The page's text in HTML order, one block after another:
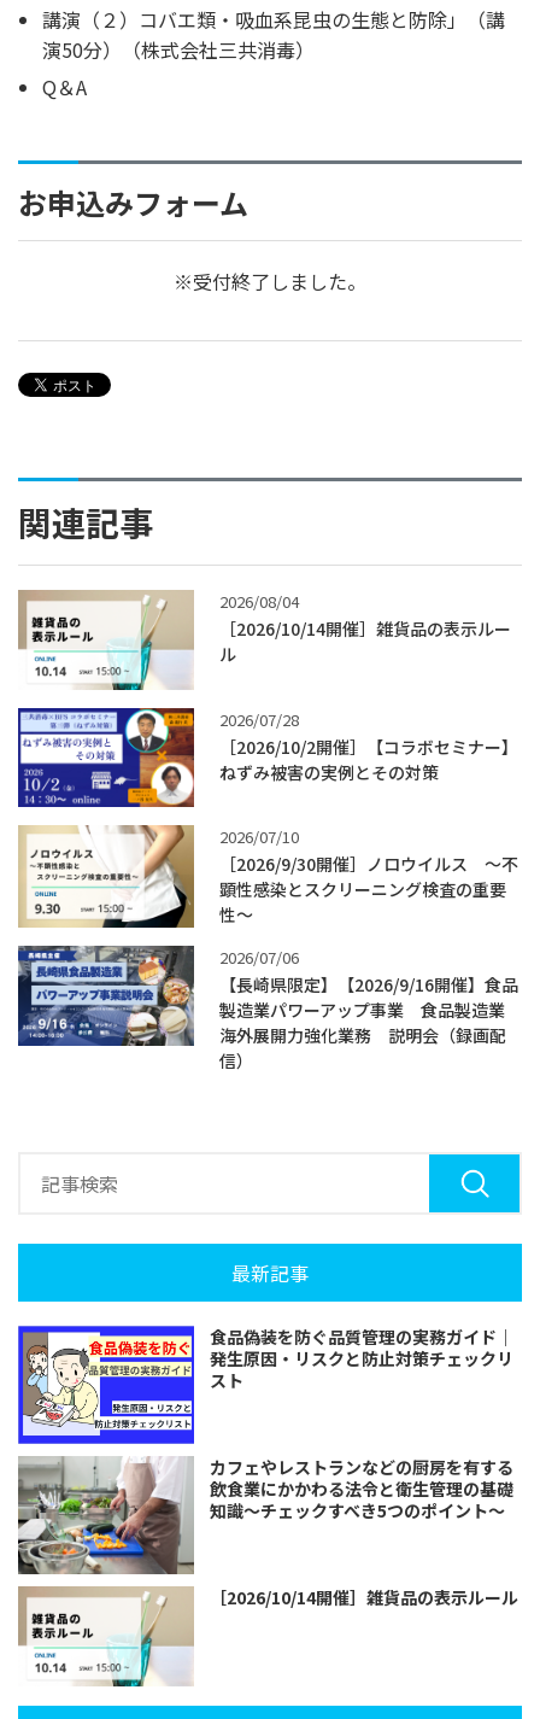
講演（２）コバエ類・吸血系昆虫の生態と防除」（講
演50分）（株式会社三共消毒）
Q＆A
お申込みフォーム
※受付終了しました。
関連記事
2026/08/04
［2026/10/14開催］雑貨品の表示ルー
ル
2026/07/28
［2026/10/2開催］【コラボセミナー】
ねずみ被害の実例とその対策
2026/07/10
［2026/9/30開催］ノロウイルス ～不
顕性感染とスクリーニング検査の重要
性～
2026/07/06
【長崎県限定】【2026/9/16開催】食品
製造業パワーアップ事業 食品製造業
海外展開力強化業務 説明会（録画配
信）
最新記事
食品偽装を防ぐ品質管理の実務ガイド｜
発生原因・リスクと防止対策チェックリ
スト
カフェやレストランなどの厨房を有する
飲食業にかかわる法令と衛生管理の基礎
知識～チェックすべき5つのポイント～
［2026/10/14開催］雑貨品の表示ルール